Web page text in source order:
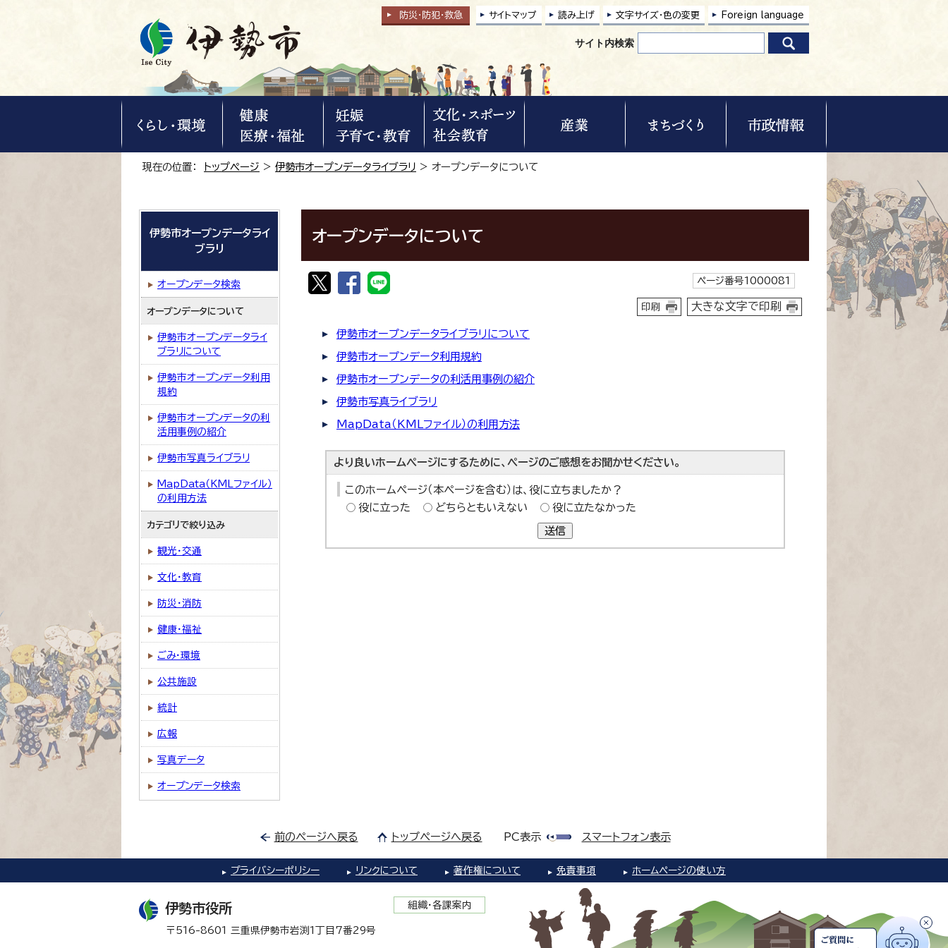
防災・防犯・救急 サイトマップ 読み上げ 文字サイズ・色の変更 Foreign language
サイト内検索
現在の位置： トップページ > 伊勢市オープンデータライブラリ > オープンデータについて
オープンデータについて
ページ番号1000081
印刷 大きな文字で印刷
伊勢市オープンデータライブラリについて
伊勢市オープンデータ利用規約
伊勢市オープンデータの利活用事例の紹介
伊勢市写真ライブラリ
MapData（KMLファイル）の利用方法
より良いホームページにするために、ページのご感想をお聞かせください。
このホームページ（本ページを含む）は、役に立ちましたか？
役に立った
どちらともいえない 役に立たなかった
送信
伊勢市オープンデータライ
ブラリ
オープンデータ検索
オープンデータについて
伊勢市オープンデータライ
ブラリについて
伊勢市オープンデータ利用
規約
伊勢市オープンデータの利
活用事例の紹介
伊勢市写真ライブラリ
MapData（KMLファイル）
の利用方法
カテゴリで絞り込み
観光・交通
文化・教育
防災・消防
健康・福祉
ごみ・環境
公共施設
統計
広報
写真データ
オープンデータ検索
前のページへ戻る トップページへ戻る PC表示 スマートフォン表示
プライバシーポリシー リンクについて 著作権について 免責事項 ホームページの使い方
伊勢市役所
〒516-8601 三重県伊勢市岩渕1丁目7番29号
組織・各課案内